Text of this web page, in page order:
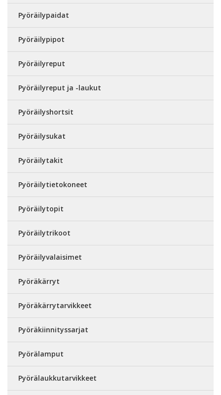
Pyöräilypaidat
Pyöräilypipot
Pyöräilyreput
Pyöräilyreput ja -laukut
Pyöräilyshortsit
Pyöräilysukat
Pyöräilytakit
Pyöräilytietokoneet
Pyöräilytopit
Pyöräilytrikoot
Pyöräilyvalaisimet
Pyöräkärryt
Pyöräkärrytarvikkeet
Pyöräkiinnityssarjat
Pyörälamput
Pyörälaukkutarvikkeet